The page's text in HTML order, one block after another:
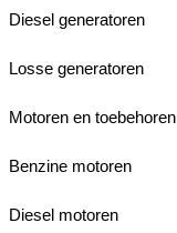
Diesel generatoren
Losse generatoren
Motoren en toebehoren
Benzine motoren
Diesel motoren